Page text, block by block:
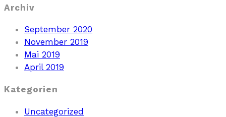
Archiv
September 2020
November 2019
Mai 2019
April 2019
Kategorien
Uncategorized